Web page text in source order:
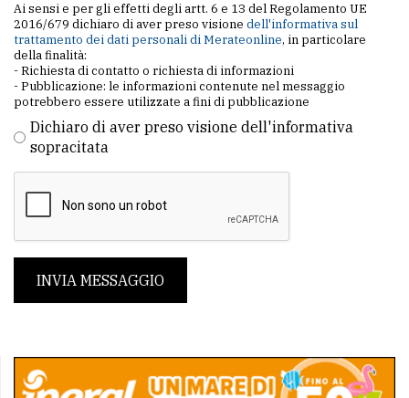
Ai sensi e per gli effetti degli artt. 6 e 13 del Regolamento UE
2016/679 dichiaro di aver preso visione dell'informativa sul
trattamento dei dati personali di Merateonline, in particolare
della finalità:
- Richiesta di contatto o richiesta di informazioni
- Pubblicazione: le informazioni contenute nel messaggio
potrebbero essere utilizzate a fini di pubblicazione
Dichiaro di aver preso visione dell'informativa
sopracitata
INVIA MESSAGGIO